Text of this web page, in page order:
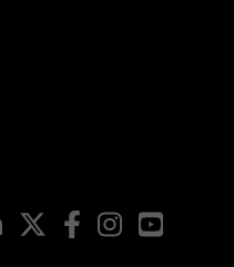
LinkedIn FacebookInstagram